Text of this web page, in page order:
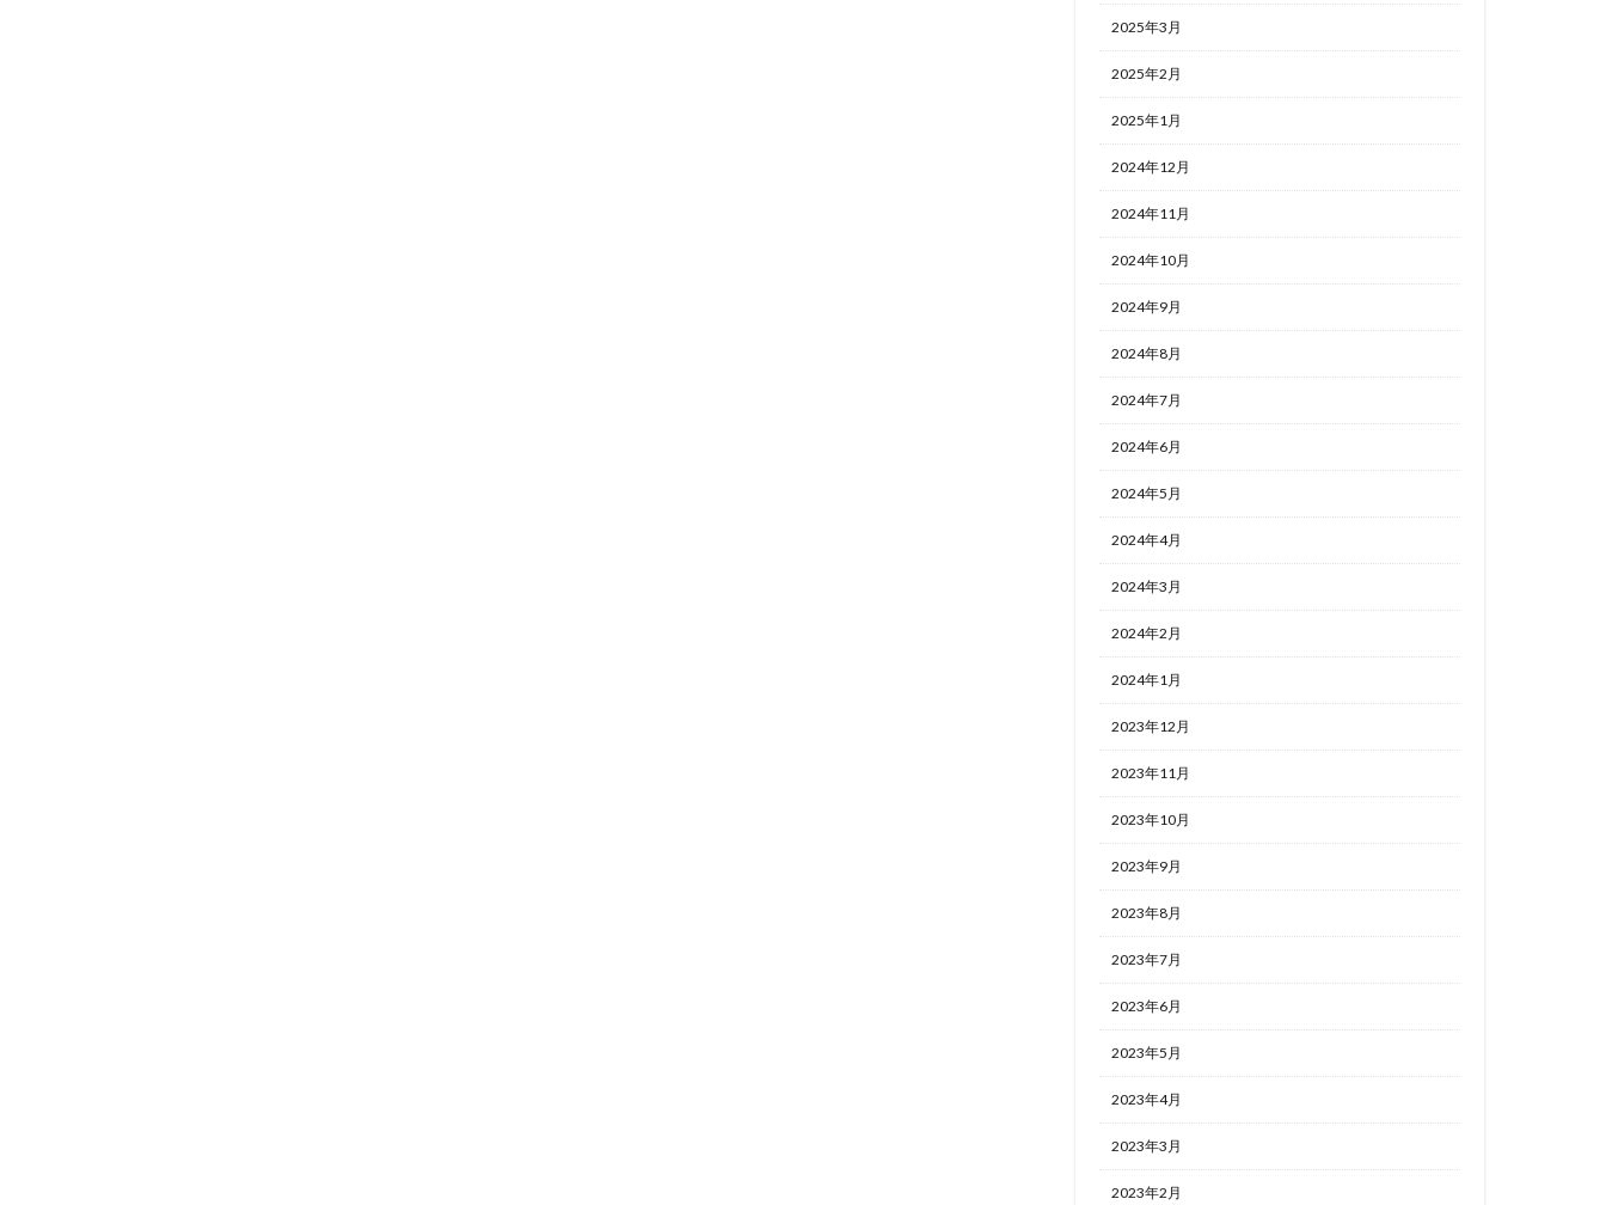
2025年3月
2025年2月
2025年1月
2024年12月
2024年11月
2024年10月
2024年9月
2024年8月
2024年7月
2024年6月
2024年5月
2024年4月
2024年3月
2024年2月
2024年1月
2023年12月
2023年11月
2023年10月
2023年9月
2023年8月
2023年7月
2023年6月
2023年5月
2023年4月
2023年3月
2023年2月